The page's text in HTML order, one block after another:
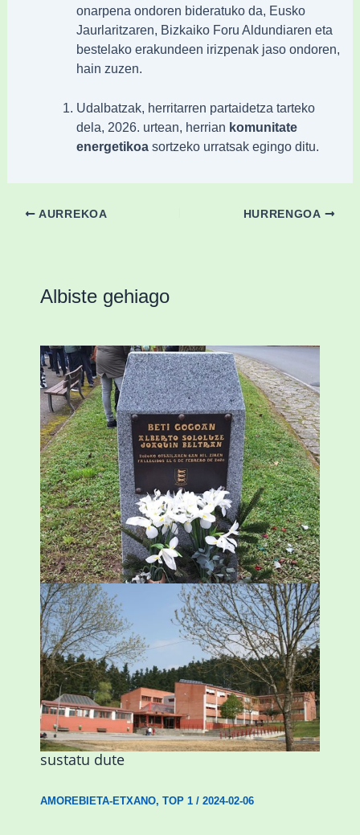
onarpena ondoren bideratuko da, Eusko
Jaurlaritzaren, Bizkaiko Foru Aldundiaren eta
bestelako erakundeen irizpenak jaso ondoren,
hain zuzen.
Udalbatzak, herritarren partaidetza tarteko
dela, 2026. urtean, herrian komunitate
energetikoasortzeko urratsak egingo ditu.
AURREKOA HURRENGOA
Albiste gehiago
«Azkenengo 40 urteetan Zaldibar jo zuen
ingurumen-hondamendirik larriena»
ESKUALDEA,ZALDIBAR/2024-02-06
Amorebietak eta Eusko Jaurlaritzak
Urritxen institutu berri bat eraikitzea
sustatu dute
AMOREBIETA-ETXANO, TOP 1/ 2024-02-06